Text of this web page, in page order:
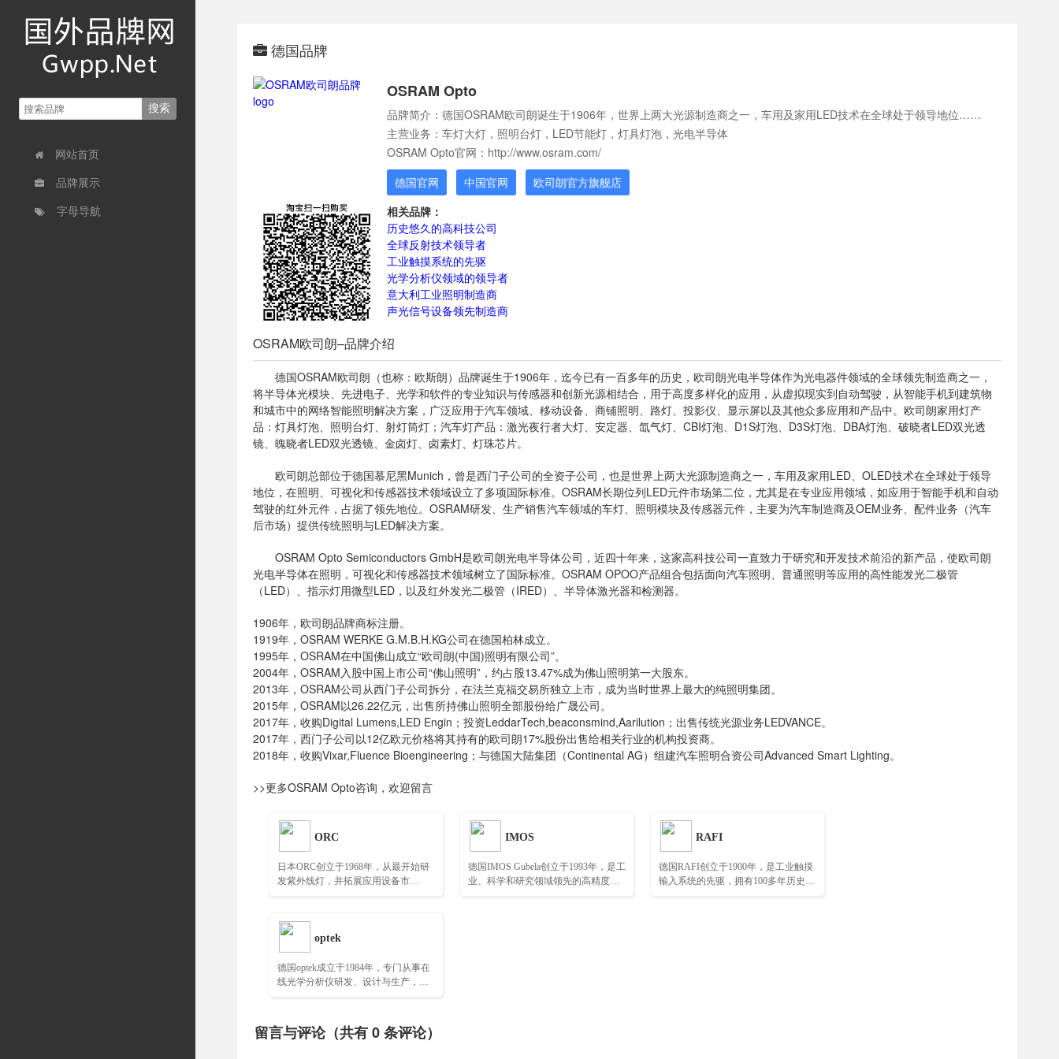
网站首页
品牌展示
字母导航
德国品牌
OSRAM Opto
品牌简介：德国OSRAM欧司朗诞生于1906年，世界上两大光源制造商之一，车用及家用LED技术在全球处于领导地位……
主营业务：车灯大灯，照明台灯，LED节能灯，灯具灯泡，光电半导体
OSRAM Opto官网：http://www.osram.com/
德国官网
中国官网
欧司朗官方旗舰店
相关品牌：
历史悠久的高科技公司
全球反射技术领导者
工业触摸系统的先驱
光学分析仪领域的领导者
意大利工业照明制造商
声光信号设备领先制造商
OSRAM欧司朗–品牌介绍
德国OSRAM欧司朗（也称：欧斯朗）品牌诞生于1906年，迄今已有一百多年的历史，欧司朗光电半导体作为光电器件领域的全球领先制造商之一，
将半导体光模块、先进电子、光学和软件的专业知识与传感器和创新光源相结合，用于高度多样化的应用，从虚拟现实到自动驾驶，从智能手机到建筑物
和城市中的网络智能照明解决方案，广泛应用于汽车领域、移动设备、商铺照明、路灯、投影仪、显示屏以及其他众多应用和产品中。欧司朗家用灯产
品：灯具灯泡、照明台灯、射灯筒灯；汽车灯产品：激光夜行者大灯、安定器、氙气灯、CBI灯泡、D1S灯泡、D3S灯泡、DBA灯泡、破晓者LED双光透
镜、魄晓者LED双光透镜、金卤灯、卤素灯、灯珠芯片。
欧司朗总部位于德国慕尼黑Munich，曾是西门子公司的全资子公司，也是世界上两大光源制造商之一，车用及家用LED、OLED技术在全球处于领导
地位，在照明、可视化和传感器技术领域设立了多项国际标准。OSRAM长期位列LED元件市场第二位，尤其是在专业应用领域，如应用于智能手机和自动
驾驶的红外元件，占据了领先地位。OSRAM研发、生产销售汽车领域的车灯、照明模块及传感器元件，主要为汽车制造商及OEM业务、配件业务（汽车
后市场）提供传统照明与LED解决方案。
OSRAM Opto Semiconductors GmbH是欧司朗光电半导体公司，近四十年来，这家高科技公司一直致力于研究和开发技术前沿的新产品，使欧司朗
光电半导体在照明，可视化和传感器技术领域树立了国际标准。OSRAM OPOO产品组合包括面向汽车照明、普通照明等应用的高性能发光二极管
（LED）、指示灯用微型LED，以及红外发光二极管（IRED）、半导体激光器和检测器。
1906年，欧司朗品牌商标注册。
1919年，OSRAM WERKE G.M.B.H.KG公司在德国柏林成立。
1995年，OSRAM在中国佛山成立“欧司朗(中国)照明有限公司”。
2004年，OSRAM入股中国上市公司“佛山照明”，约占股13.47%成为佛山照明第一大股东。
2013年，OSRAM公司从西门子公司拆分，在法兰克福交易所独立上市，成为当时世界上最大的纯照明集团。
2015年，OSRAM以26.22亿元，出售所持佛山照明全部股份给广晟公司。
2017年，收购Digital Lumens,LED Engin；投资LeddarTech,beaconsmind,Aarilution；出售传统光源业务LEDVANCE。
2017年，西门子公司以12亿欧元价格将其持有的欧司朗17%股份出售给相关行业的机构投资商。
2018年，收购Vixar,Fluence Bioengineering；与德国大陆集团（Continental AG）组建汽车照明合资公司Advanced Smart Lighting。
>>更多OSRAM Opto咨询，欢迎留言
ORC
日本ORC创立于1968年，从最开始研
发紫外线灯，并拓展应用设备市
IMOS
德国IMOS Gubela创立于1993年，是工
业、科学和研究领域领先的高精度光
RAFI
德国RAFI创立于1900年，是工业触摸
输入系统的先驱，拥有100多年历史的
optek
德国optek成立于1984年，专门从事在
线光学分析仪研发、设计与生产，是
留言与评论（共有0条评论）